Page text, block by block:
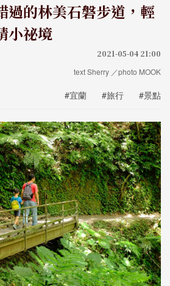
過的林美石磐步道，輕
小祕境
2021-05-04 21:00
text Sherry ／photo MOOK
#宜蘭 #旅行 #景點